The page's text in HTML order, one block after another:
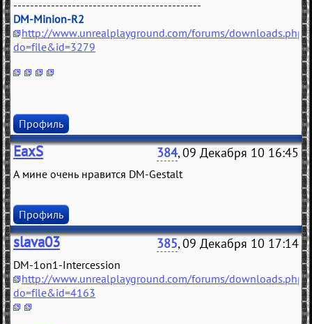
---------------------------------------------
DM-Minion-R2
http://www.unrealplayground.com/forums/downloads.php?
do=file&id=3279
Профиль
EaxS 384, 09 Декабря 10 16:45
А мине очень нравится DM-Gestalt
Профиль
slava03 385, 09 Декабря 10 17:14
DM-1on1-Intercession
http://www.unrealplayground.com/forums/downloads.php?
do=file&id=4163